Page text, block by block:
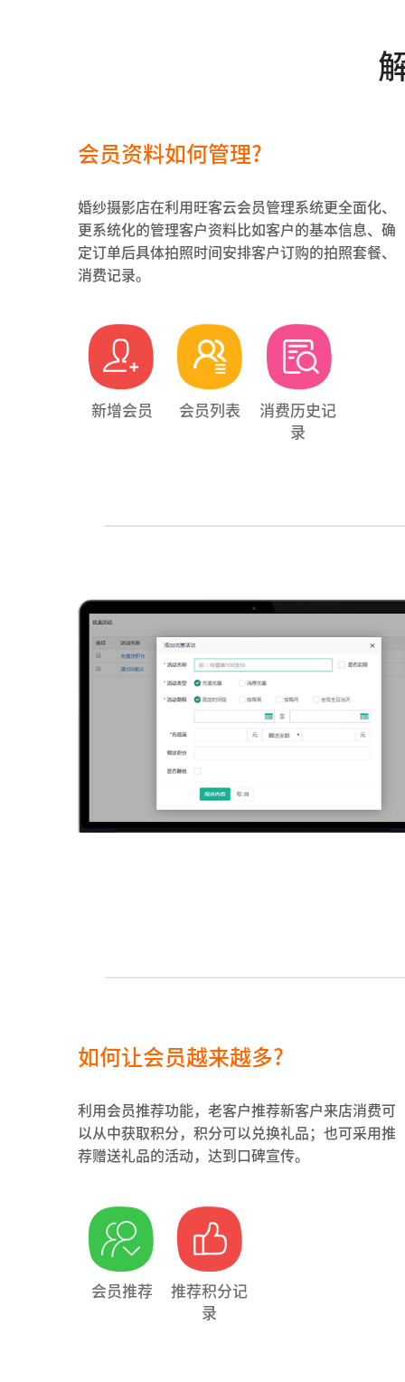
会员资料如何管理?
婚纱摄影店在利用旺客云会员管理系统更全面化、
更系统化的管理客户资料比如客户的基本信息、确
定订单后具体拍照时间安排客户订购的拍照套餐、
消费记录。
新增会员 会员列表
消费历史记
录
如何让会员越来越多?
利用会员推荐功能，老客户推荐新客户来店消费可
以从中获取积分，积分可以兑换礼品；也可采用推
荐赠送礼品的活动，达到口碑宣传。
会员推荐
推荐积分记
录